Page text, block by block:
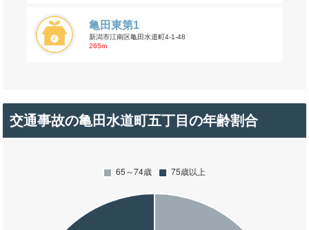
亀田東第1
新潟市江南区亀田水道町4-1-48
265m
交通事故の亀田水道町五丁目の年齢割合